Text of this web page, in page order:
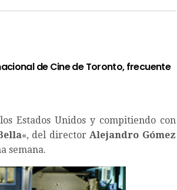
de Cine de Toronto, frecuente
Estados Unidos y compitiendo con
«, del directorAlejandro Gómez
semana.